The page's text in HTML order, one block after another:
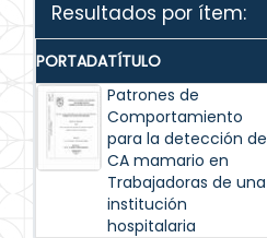
Resultados por ítem:
PORTADATÍTULO
Patrones de
Comportamiento
para la detección de
CA mamario en
Trabajadoras de una
institución
hospitalaria